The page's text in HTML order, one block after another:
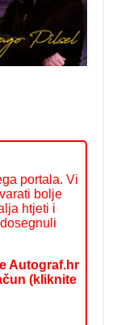
portala. Vi
bolje
htjeti i
Autograf.hr
(kliknite